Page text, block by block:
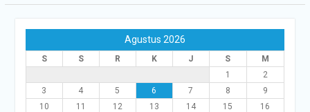
Agustus 2026
S S R K J S
M
1
2
3
4 5 6 7 8
9
10
11 12 13 14 15
16